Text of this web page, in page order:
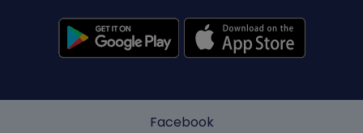
Facebook